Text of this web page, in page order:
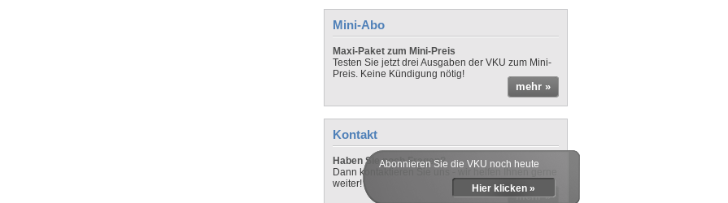
Mini-Abo
Maxi-Paket zum Mini-Preis
Testen Sie jetzt drei Ausgaben der VKU zum Mini-
Preis. Keine Kündigung nötig!
mehr »
Kontakt
Haben Sie noch Fragen?
Dann kontaktieren Sie uns - wir helfen Ihnen gerne
weiter!
mehr »
Abonnieren Sie die VKU noch heute
Hier klicken »